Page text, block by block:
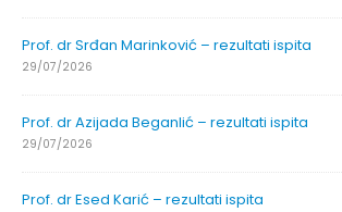
Prof. dr Radoslav Galić – rezultati ispita
22/07/2026
Prof. dr Jasminka Sadadinović – rezultati ispita
22/07/2026
Doc. dr Mirnes Avdić – rezultati ispita